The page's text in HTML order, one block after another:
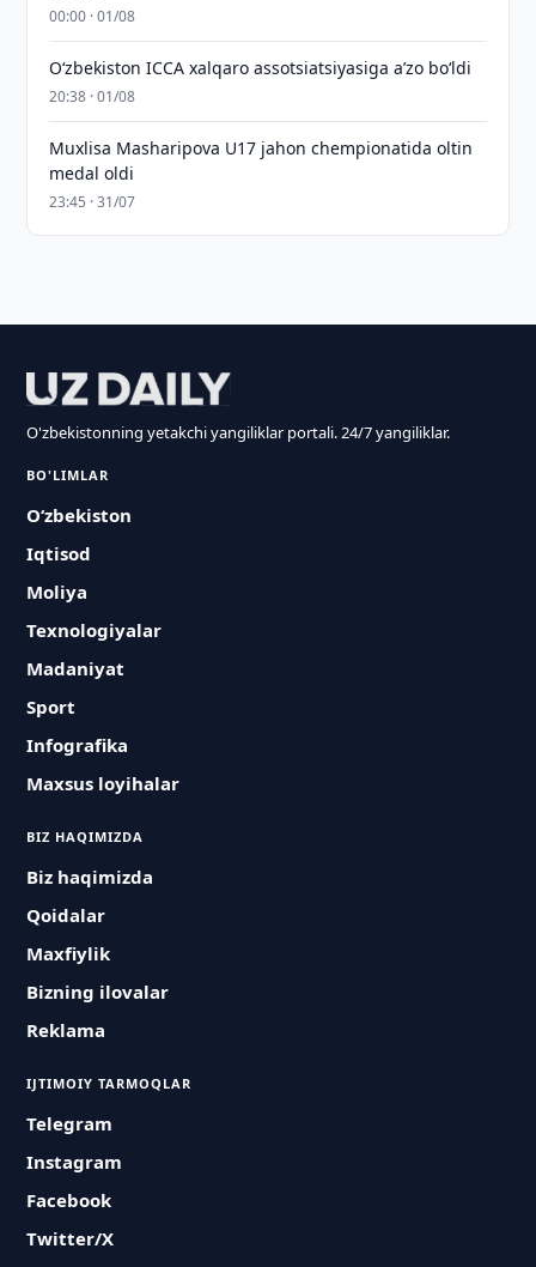
00:00 · 01/08
O‘zbekiston ICCA xalqaro assotsiatsiyasiga aʼzo bo‘ldi
20:38 · 01/08
Muxlisa Masharipova U17 jahon chempionatida oltin
medal oldi
23:45 · 31/07
O'zbekistonning yetakchi yangiliklar portali. 24/7 yangiliklar.
BO'LIMLAR
O‘zbekiston
Iqtisod
Moliya
Texnologiyalar
Madaniyat
Sport
Infografika
Maxsus loyihalar
BIZ HAQIMIZDA
Biz haqimizda
Qoidalar
Maxfiylik
Bizning ilovalar
Reklama
IJTIMOIY TARMOQLAR
Telegram
Instagram
Facebook
Twitter/X